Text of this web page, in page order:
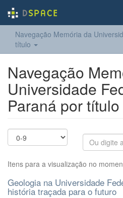
Navegação Memória da
título
Navegação
Universidade
Paraná por título
Itens para a visualização no
Geologia na Universidade
história traçada para o futuro